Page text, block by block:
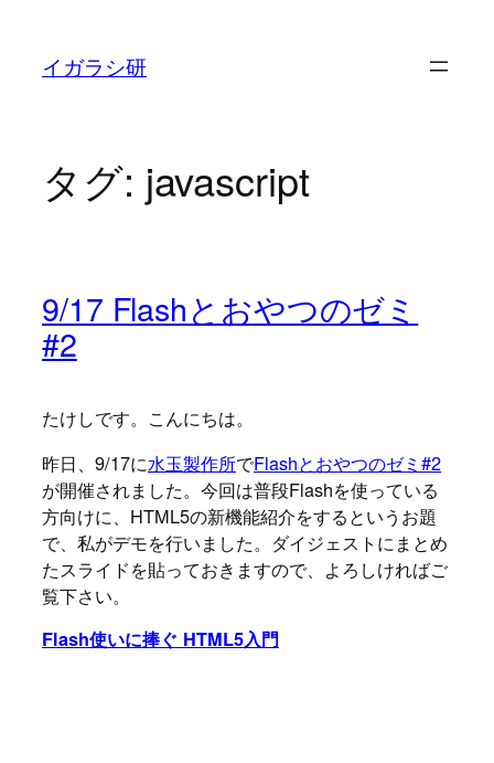
イガラシ研
タグ: javascript
9/17 Flashとおやつのゼミ
#2
たけしです。こんにちは。
昨日、9/17に水玉製作所でFlashとおやつのゼミ#2
が開催されました。今回は普段Flashを使っている
方向けに、HTML5の新機能紹介をするというお題
で、私がデモを行いました。ダイジェストにまとめ
たスライドを貼っておきますので、よろしければご
覧下さい。
Flash使いに捧ぐ HTML5入門